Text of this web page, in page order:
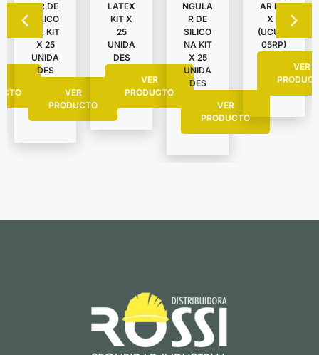
AR DE
SILICO
NA KIT
X 25
UNIDA
DES
VER
PRODUCTO
LATEX
KIT X
25
UNIDA
DES
VER
PRODUCTO
NGULA
R DE
SILICO
NA KIT
X 25
UNIDA
DES
VER
PRODUCTO
AR KIT
X 2
(UCU62
05RP)
VER